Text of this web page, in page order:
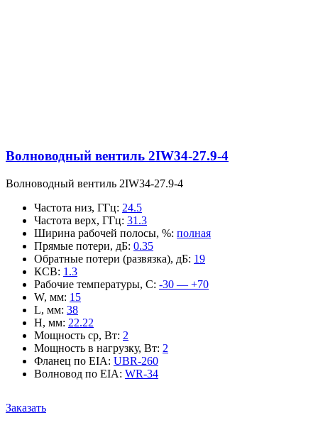
Волноводный вентиль 2IW34-27.9-4
Волноводный вентиль 2IW34-27.9-4
Частота низ, ГГц: 24.5
Частота верх, ГГц: 31.3
Ширина рабочей полосы, %: полная
Прямые потери, дБ: 0.35
Обратные потери (развязка), дБ: 19
КСВ: 1.3
Рабочие температуры, С: -30 — +70
W, мм: 15
L, мм: 38
H, мм: 22.22
Мощность ср, Вт: 2
Мощность в нагрузку, Вт: 2
Фланец по EIA: UBR-260
Волновод по EIA: WR-34
Заказать